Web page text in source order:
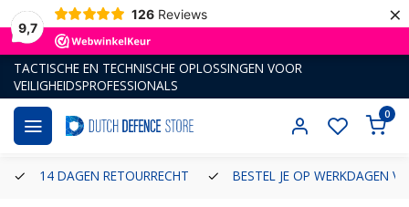
9,7
126 Reviews ×
TACTISCHE EN TECHNISCHE OPLOSSINGEN VOOR
VEILIGHEIDSPROFESSIONALS
0
14 DAGEN RETOURRECHT BESTEL JE OP WERKDAGEN